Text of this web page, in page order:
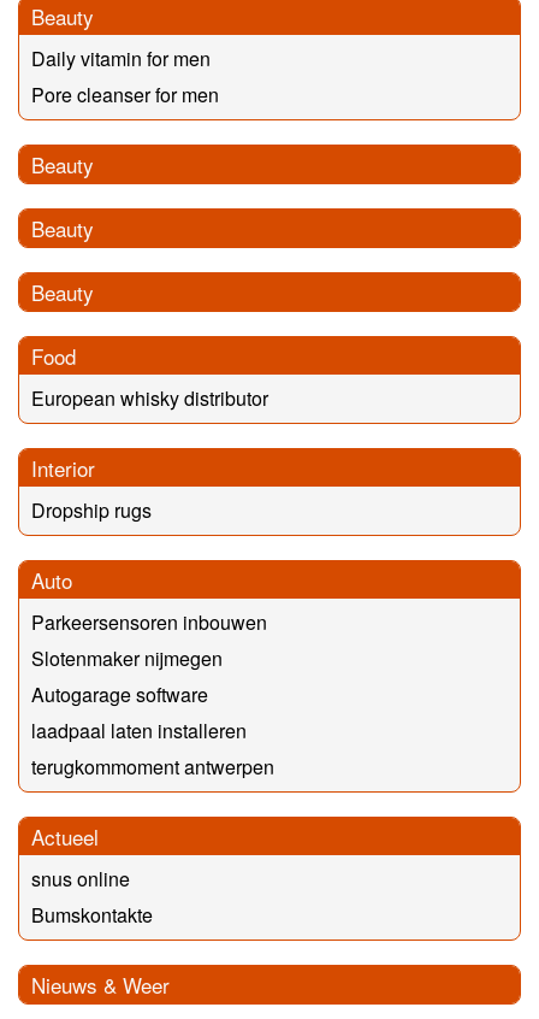
Beauty
Daily vitamin for men
Pore cleanser for men
Beauty
Beauty
Beauty
Food
European whisky distributor
Interior
Dropship rugs
Auto
Parkeersensoren inbouwen
Slotenmaker nijmegen
Autogarage software
laadpaal laten installeren
terugkommoment antwerpen
Actueel
snus online
Bumskontakte
Nieuws & Weer